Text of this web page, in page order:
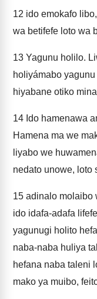
12 ido emokafo
wa betifefe loto wa
13 Yagunu holilo.
holiyámabo
hiyabane otiko
14 Ido hamenawa
Hamena ma we
liyabo we
nedato unowe, loto
15 adinalo molaibo
ido idafa-adafa
yagunugi holito
naba-naba huliya
hefana naba taleni
mako ya muibo,